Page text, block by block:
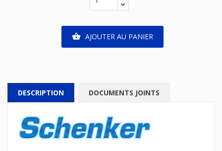
 AJOUTER AU PANIER
DESCRIPTION DOCUMENTS JOINTS